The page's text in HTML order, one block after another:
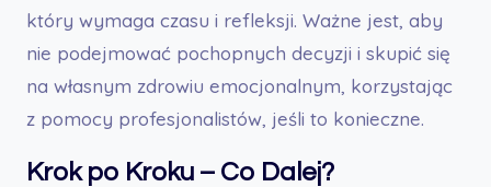
który wymaga czasu i refleksji. Ważne jest, aby
nie podejmować pochopnych decyzji i skupić się
na własnym zdrowiu emocjonalnym, korzystając
z pomocy profesjonalistów, jeśli to konieczne.
Krok po Kroku – Co Dalej?